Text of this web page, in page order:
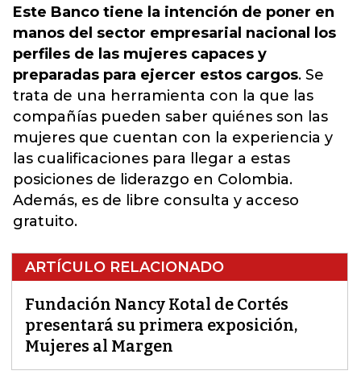
Este Banco tiene la intención de poner en
manos del sector empresarial nacional los
perfiles de las mujeres capaces y
preparadas para ejercer estos cargos. Se
trata de una herramienta con la que las
compañías pueden saber quiénes son las
mujeres que cuentan con la experiencia y
las cualificaciones para llegar a estas
posiciones de liderazgo en Colombia.
Además, es de libre consulta y acceso
gratuito.
ARTÍCULO RELACIONADO
Fundación Nancy Kotal de Cortés
presentará su primera exposición,
Mujeres al Margen